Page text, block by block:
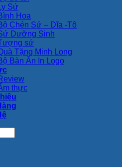
Ly Sứ
Hoa
Chén Sứ – Dĩa -Tô
Dưỡng Sinh
sứ
Tặng Minh Long
Bàn Ăn In Logo
thực